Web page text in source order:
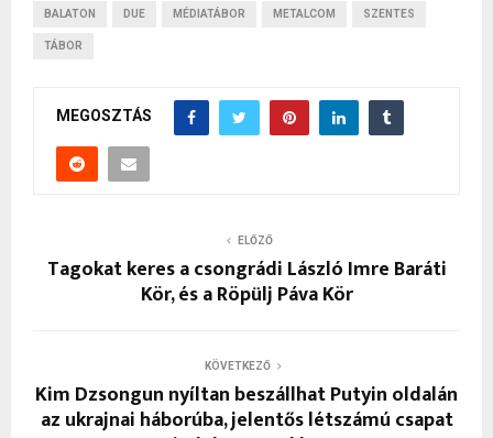
BALATON DUE MÉDIATÁBOR METALCOM SZENTES
TÁBOR
MEGOSZTÁS
ELŐZŐ
Tagokat keres a csongrádi László Imre Baráti
Kör, és a Röpülj Páva Kör
KÖVETKEZŐ
Kim Dzsongun nyíltan beszállhat Putyin oldalán
az ukrajnai háborúba, jelentős létszámú csapat